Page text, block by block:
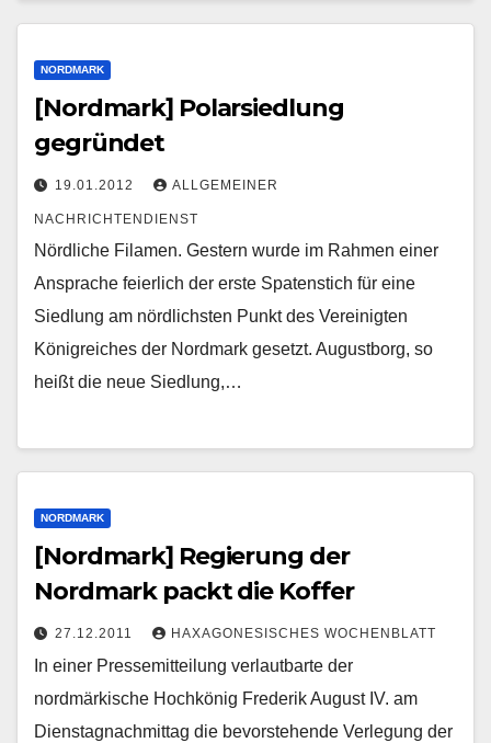
NORDMARK
[Nordmark] Polarsiedlung
gegründet
19.01.2012 ALLGEMEINER
NACHRICHTENDIENST
Nördliche Filamen. Gestern wurde im Rahmen einer
Ansprache feierlich der erste Spatenstich für eine
Siedlung am nördlichsten Punkt des Vereinigten
Königreiches der Nordmark gesetzt. Augustborg, so
heißt die neue Siedlung,…
NORDMARK
[Nordmark] Regierung der
Nordmark packt die Koffer
27.12.2011 HAXAGONESISCHES WOCHENBLATT
In einer Pressemitteilung verlautbarte der
nordmärkische Hochkönig Frederik August IV. am
Dienstagnachmittag die bevorstehende Verlegung der